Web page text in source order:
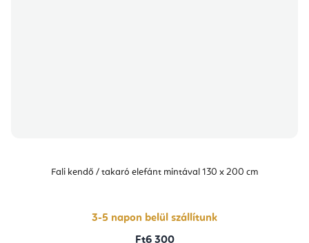
Fali kendő / takaró elefánt mintával 130 x 200 cm
3-5 napon belül szállítunk
Ft6 300